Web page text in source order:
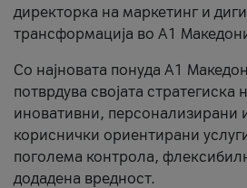
директорка на маркетинг и
трансформација во А1
Со најновата понуда А1
потврдува својата
иновативни, персонализирани
кориснички ориентирани
поголема контрола,
додадена вредност.